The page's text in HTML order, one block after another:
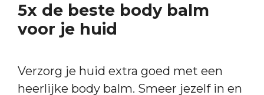
5x de beste body balm
voor je huid
Verzorg je huid extra goed met een
heerlijke body balm. Smeer jezelf in en